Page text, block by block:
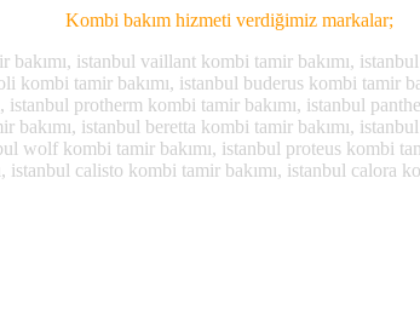
Kombi bakım hizmeti verdiğimiz markalar;
istanbul vaillant kombi tamir bakımı,
tamir bakımı, istanbul buderus kombi tamir
protherm kombi tamir bakımı, istanbul
istanbul beretta kombi tamir bakımı,
wolf kombi tamir bakımı, istanbul proteus kombi
calisto kombi tamir bakımı, istanbul calora